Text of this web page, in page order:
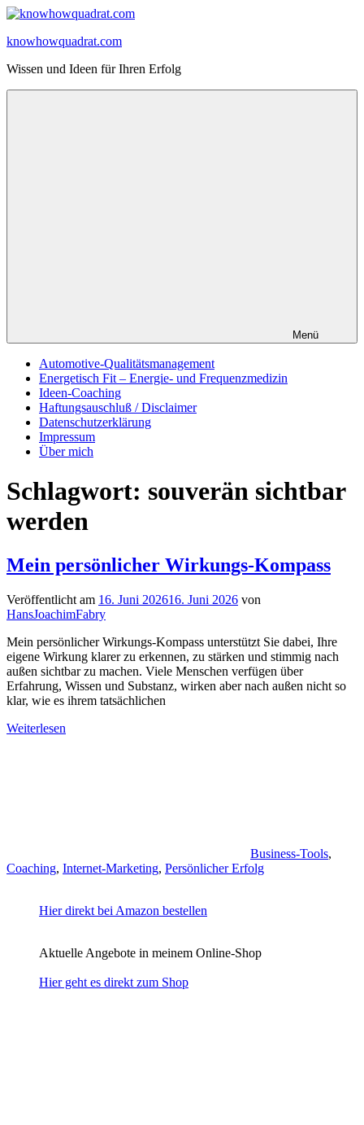
Zum
springen
knowhowquadrat.com
Wissen und Ideen für Ihren Erfolg
Menü
Automotive-Qualitätsmanagement
Energetisch Fit – Energie- und Frequenzmedizin
Ideen-Coaching
Haftungsauschluß / Disclaimer
Datenschutzerklärung
Impressum
Über mich
Schlagwort: souverän sichtbar
werden
Mein persönlicher Wirkungs-Kompass
Veröffentlicht am 16. Juni 202616. Juni 2026 von
HansJoachimFabry
Mein persönlicher Wirkungs-Kompass unterstützt Sie dabei, Ihre
eigene Wirkung klarer zu erkennen, zu stärken und stimmig nach
außen sichtbar zu machen. Viele Menschen verfügen über
Erfahrung, Wissen und Substanz, wirken aber nach außen nicht so
klar, wie es ihrem tatsächlichen
Weiterlesen
Business-Tools,
Coaching, Internet-Marketing, Persönlicher Erfolg
Hier direkt bei Amazon bestellen
Aktuelle Angebote in meinem Online-Shop
Hier geht es direkt zum Shop